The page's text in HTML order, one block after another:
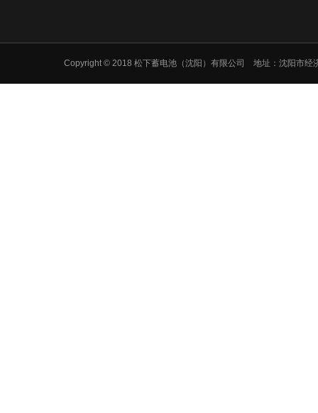
Copyright © 2018 松下蓄电池（沈阳）有限公司 地址：沈阳市